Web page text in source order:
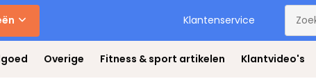
Klantenservice
Overige Fitness & sport artikelen Klantvideo's